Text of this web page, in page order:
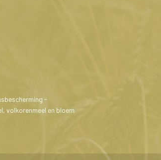
-
volkorenmeel en bloem